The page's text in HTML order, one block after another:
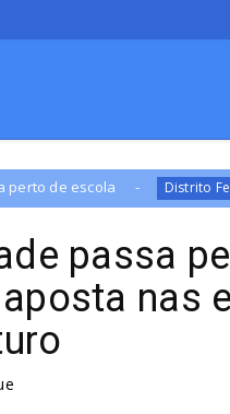
Federal GDF libera R$
passa
nas